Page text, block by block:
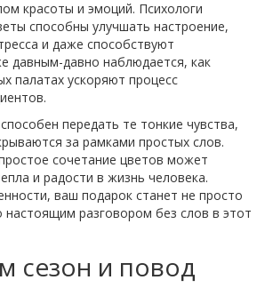
красоты и эмоций. Психологи
способны улучшать настроение,
и даже способствуют
давным-давно наблюдается, как
палатах ускоряют процесс
способен передать те тонкие чувства,
за рамками простых слов.
сочетание цветов может
и радости в жизнь человека.
ваш подарок станет не просто
разговором без слов в этот
сезон и повод